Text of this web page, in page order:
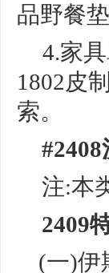
品野餐
4.家
1802皮
索。
注:本
2409
(一)伊